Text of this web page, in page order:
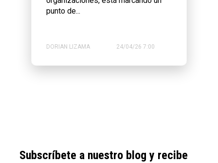
punto de...
DORIAN LIZAMA 24/04/26 7:00
Subscríbete a nuestro blog y recibe